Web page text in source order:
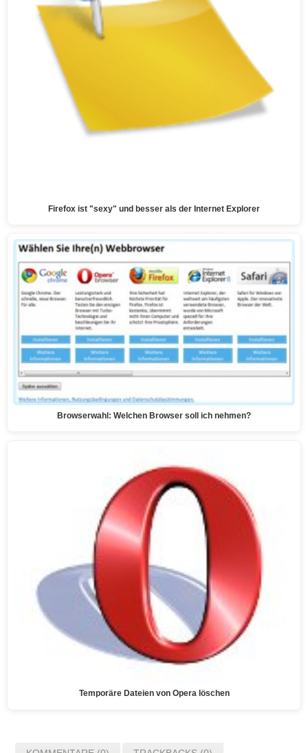
Firefox ist "sexy" und besser als der Internet Explorer
Browserwahl: Welchen Browser soll ich nehmen?
Temporäre Dateien von Opera löschen